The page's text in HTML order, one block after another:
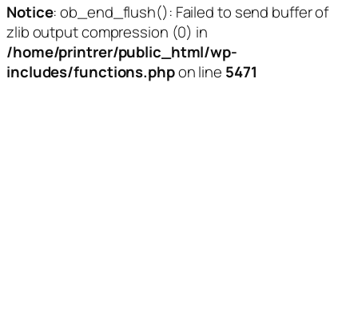
Notice: ob_end_flush(): Failed to send buffer of
zlib output compression (0) in
/home/printrer/public_html/wp-
includes/functions.phpon line 5471